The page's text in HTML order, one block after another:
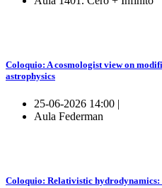
Coloquio: A cosmologist view on
astrophysics
25-06-2026 14:00 |
Aula Federman
Coloquio: Relativistic hydrodynamics: